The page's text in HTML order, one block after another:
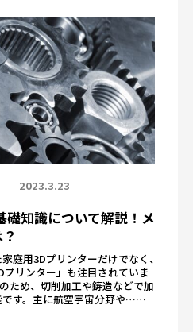
2023.3.23
知識について解説！メ
庭用3Dプリンターだけでなく、
リンター」も注目されていま
ため、切削加工や鋳造などで加
です。主に航空宇宙分野や……